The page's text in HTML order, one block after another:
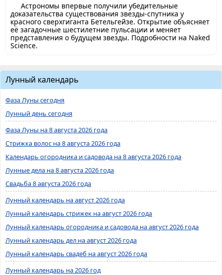
Астрономы впервые получили убедительные
доказательства существования звезды-спутника у
красного сверхгиганта Бетельгейзе. Открытие объясняет
её загадочные шестилетние пульсации и меняет
представления о будущем звезды. Подробности на Naked
Science.
Лунный календарь
Фаза Луны сегодня
Лунный день сегодня
Фаза Луны на 8 августа 2026 года
Стрижка волос на 8 августа 2026 года
Календарь огородника и садовода на 8 августа 2026 года
Лунные дела на 8 августа 2026 года
Свадьба 8 августа 2026 года
Лунный календарь на август 2026 года
Лунный календарь стрижек на август 2026 года
Лунный календарь огородника и садовода на август 2026 года
Лунный календарь дел на август 2026 года
Лунный календарь свадеб на август 2026 года
Лунный календарь на 2026 год